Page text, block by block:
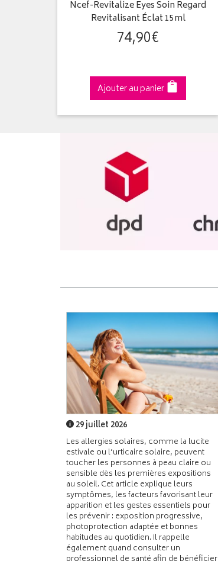
Ncef-Revitalize Eyes Soin Regard
Revitalisant Éclat 15ml
74,90€
Ajouter au panier
29 juillet 2026
Les allergies solaires, comme la lucite
estivale ou l’urticaire solaire, peuvent
toucher les personnes à peau claire ou
sensible dès les premières expositions
au soleil. Cet article explique leurs
symptômes, les facteurs favorisant leur
apparition et les gestes essentiels pour
les prévenir : exposition progressive,
photoprotection adaptée et bonnes
habitudes au quotidien. Il rappelle
également quand consulter un